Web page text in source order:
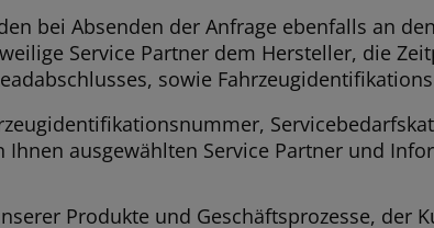
bei Absenden der Anfrage ebenfalls an
Service Partner dem Hersteller, die
sowie
Ihnen ausgewählten Service Partner und
Produkte und Geschäftsprozesse, der